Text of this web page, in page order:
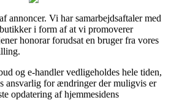
annoncer. Vi har samarbejdsaftaler med
i form af at vi promoverer
honorar forudsat en bruger fra vores
og e-handler vedligeholdes hele tiden,
ansvarlig for ændringer der muligvis er
opdatering af hjemmesidens